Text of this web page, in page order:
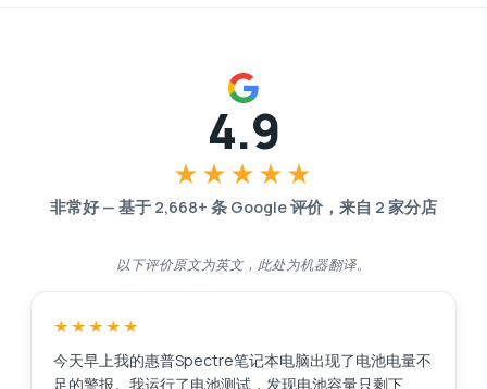
4.9
★★★★★
非常好 — 基于 2,668+ 条 Google 评价，来自 2 家分店
以下评价原文为英文，此处为机器翻译。
★★★★★
今天早上我的惠普Spectre笔记本电脑出现了电池电量不
足的警报。我运行了电池测试，发现电池容量只剩下